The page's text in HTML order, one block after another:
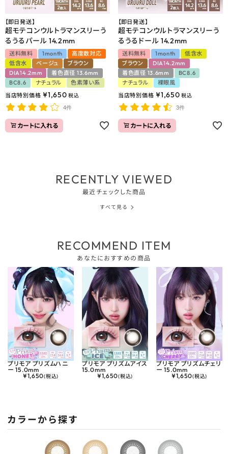
【即日発送】
超モテコンウルトラマンスリーう
るうるパール 14.2mm
送料無料 1month
高度数対応
低含水
ベージュ
ブラウン
DIA14.2mm
着色直径 13.6mm
BC8.6
ナチュラル
色素薄い系
当店特別価格 ¥1,650 税込
4件
カートに入れる
【即日発送】
超モテコンウルトラマンスリーう
るうるドール 14.2mm
送料無料 1month
低含水
ブラウン
DIA14.2mm
着色直径 13.6mm
BC8.6
ナチュラル
裸眼風
当店特別価格 ¥1,650 税込
3件
カートに入れる
RECENTLY VIEWED
最近チェックした商品
すべて見る
RECOMMEND ITEM
あなたにおすすめの商品
プリモア プリズムハニ
ー 15.0mm
¥1,650(税込)
プリモア プリズムアイス
15.0mm
¥1,650(税込)
プリモア プリズムチェリ
ー 15.0mm
¥1,650(税込)
カラーから探す